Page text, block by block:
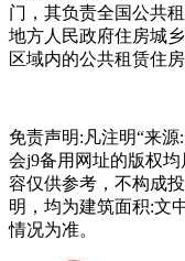
门，其负责全国公共
地方人民政府住房城
区域内的公共租赁住房
免责声明:凡注明“来
会j9备用网址的版权
容仅供参考，不构成
明，均为建筑面积:文
情况为准。